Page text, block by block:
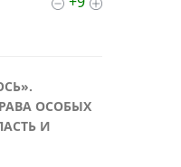
ОСОБЫХ
И